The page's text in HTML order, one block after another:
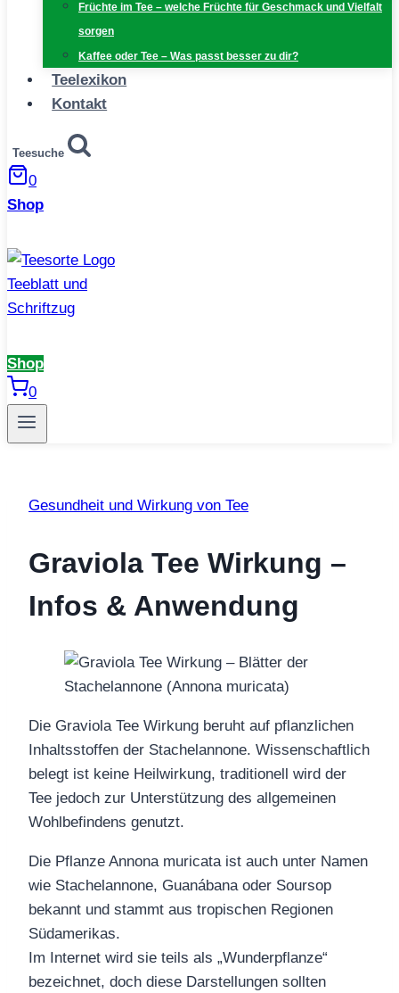
Früchte im Tee – welche Früchte für Geschmack und Vielfalt
sorgen
Kaffee oder Tee – Was passt besser zu dir?
Teelexikon
Kontakt
Teesuche
0
Shop
Shop
0
Gesundheit und Wirkung von Tee
Graviola Tee Wirkung –
Infos & Anwendung
Die Graviola Tee Wirkung beruht auf pflanzlichen
Inhaltsstoffen der Stachelannone. Wissenschaftlich
belegt ist keine Heilwirkung, traditionell wird der
Tee jedoch zur Unterstützung des allgemeinen
Wohlbefindens genutzt.
Die Pflanze Annona muricata ist auch unter Namen
wie Stachelannone, Guanábana oder Soursop
bekannt und stammt aus tropischen Regionen
Südamerikas.
Im Internet wird sie teils als „Wunderpflanze“
bezeichnet, doch diese Darstellungen sollten